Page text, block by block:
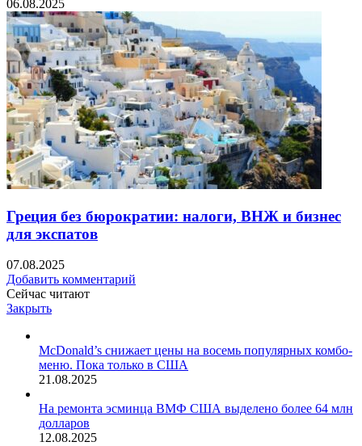
06.08.2025
Греция без бюрократии: налоги, ВНЖ и бизнес
для экспатов
07.08.2025
Добавить комментарий
Сейчас читают
Закрыть
McDonald’s снижает цены на восемь популярных комбо-
меню. Пока только в США
21.08.2025
На ремонта эсминца ВМФ США выделено более 64 млн
долларов
12.08.2025